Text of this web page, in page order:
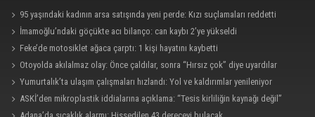
95 yaşındaki kadının arsa satışında yeni perde: Kızı suçlamaları reddetti
İmamoğlu’ndaki göçükte acı bilanço: can kaybı 2’ye yükseldi
Feke’de motosiklet ağaca çarptı: 1 kişi hayatını kaybetti
Otoyolda akılalmaz olay: Önce çaldılar, sonra “Hırsız çok” diye uyardılar
Yumurtalık’ta ulaşım çalışmaları hızlandı: Yol ve kaldırımlar yenileniyor
ASKİ’den mikroplastik iddialarına açıklama: “Tesis kirliliğin kaynağı değil”